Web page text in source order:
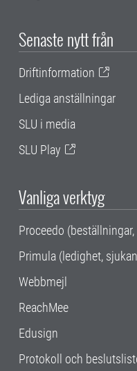
Senaste nytt från
Driftinformation
Lediga anställningar
SLU i media
SLU Play
Vanliga verktyg
Proceedo
Primula (ledighet,
Webbmejl
ReachMee
Edusign
Protokoll och